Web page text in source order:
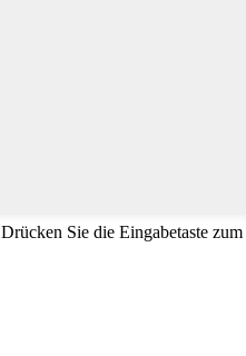
Drücken Sie die Eingabetaste